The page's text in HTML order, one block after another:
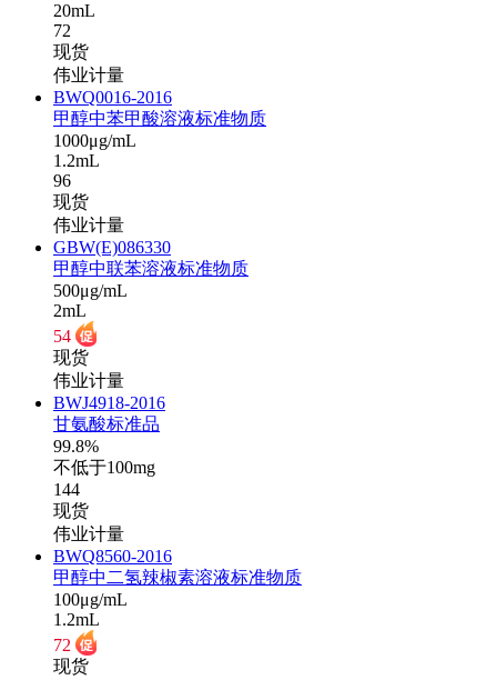
20mL
72
现货
伟业计量
BWQ0016-2016
甲醇中苯甲酸溶液标准物质
1000μg/mL
1.2mL
96
现货
伟业计量
GBW(E)086330
甲醇中联苯溶液标准物质
500μg/mL
2mL
54
现货
伟业计量
BWJ4918-2016
甘氨酸标准品
99.8%
不低于100mg
144
现货
伟业计量
BWQ8560-2016
甲醇中二氢辣椒素溶液标准物质
100μg/mL
1.2mL
72
现货